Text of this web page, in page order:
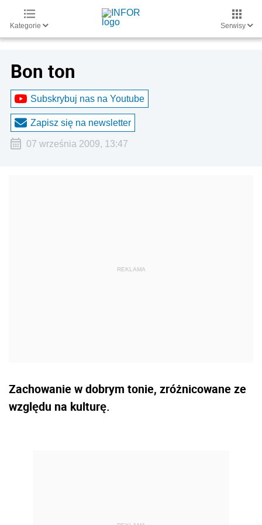
Kategorie Serwisy
Bon ton
Subskrybuj nas na Youtube
Zapisz się na newsletter
07 września 2009, 13:47
Zachowanie w dobrym tonie, zróżnicowane ze
względu na kulturę.